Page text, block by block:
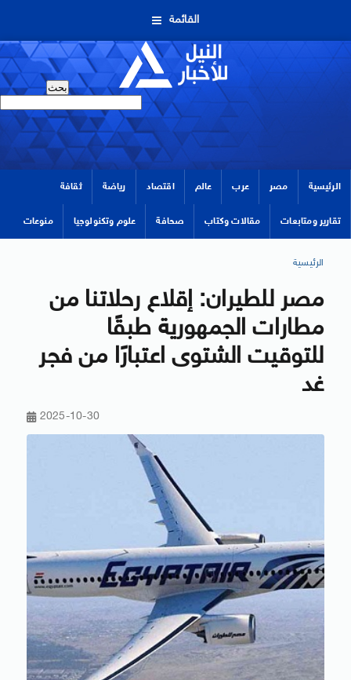
القائمة
الرئيسية مصر عرب عالم اقتصاد رياضة ثقافة
تقارير ومتابعات مقالات وكتاب صحافة علوم وتكنولوجيا منوعات
الرئيسية
مصر للطيران: إقلاع رحلاتنا من
مطارات الجمهورية طبقًا
للتوقيت الشتوى اعتبارًا من فجر
غد
2025-10-30